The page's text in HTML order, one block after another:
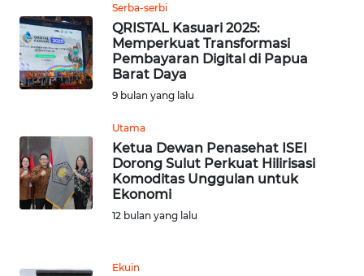
Serba-serbi
QRISTAL Kasuari 2025:
Memperkuat Transformasi
Pembayaran Digital di Papua
Barat Daya
9 bulan yang lalu
Utama
Ketua Dewan Penasehat ISEI
Dorong Sulut Perkuat Hilirisasi
Komoditas Unggulan untuk
Ekonomi
12 bulan yang lalu
Ekuin
IKLAN
TENTANG
KAMI
MEDIA
SIBER
REDAKSI